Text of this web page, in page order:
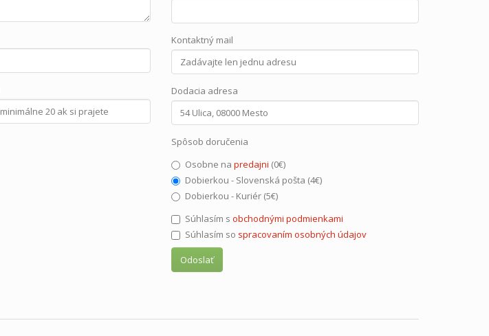
Kontaktný mail
Dodacia adresa
Spôsob doručenia
Osobne na predajni (0€)
Dobierkou - Slovenská pošta (4€)
Dobierkou - Kuriér (5€)
Súhlasím s obchodnými podmienkami
Súhlasím so spracovaním osobných údajov
Odoslať